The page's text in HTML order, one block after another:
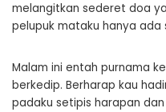
melangitkan sederet doa
pelupuk mataku hanya ada
Malam ini entah purnama
berkedip. Berharap kau
padaku setipis harapan